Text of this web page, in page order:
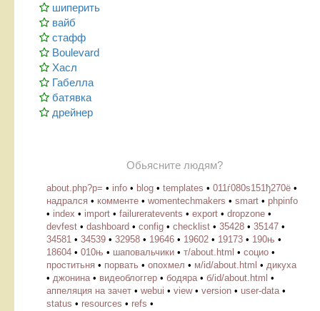
шиперить
вайб
стафф
Boulevard
Хасл
Габелла
батявка
дрейнер
Обьясните людям?
about.php?p= • info • blog • templates • 011ѓ080ѕ151ђ270ё •
надрался • комменте • womentechmakers • smart • phpinfo
• index • import • failureratevents • export • dropzone •
devfest • dashboard • config • checklist • 35428 • 35147 •
34581 • 34539 • 32958 • 19646 • 19602 • 19173 • 190њ •
18604 • 010њ • шаповальчики • т/about.html • социо •
проститьня • порвать • опохмел • м/id/about.html • дикуха
• джонина • видеоблоггер • бодяра • б/id/about.html •
аппеляция на зачет • webui • view• version • user-data •
status • resources • refs •